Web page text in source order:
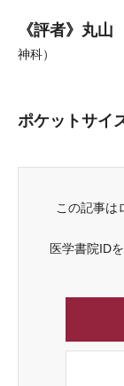
《評者》丸
神科）
ポケットサイ
この記事は
医学書院ID